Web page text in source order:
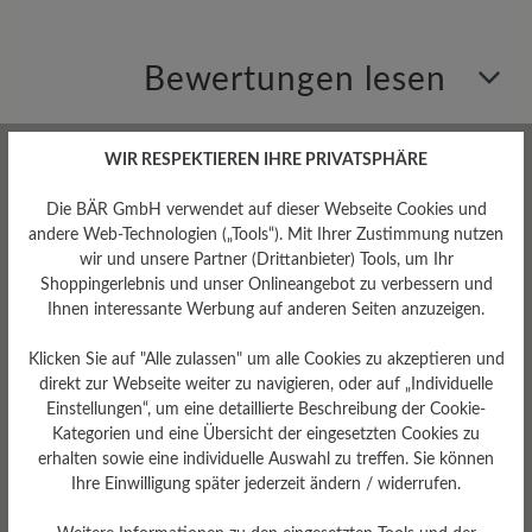
Bewertungen lesen
0 von 0 Bewertungen
Durchschnittliche Bewertung
Bewerten Sie dieses Produkt!
Teilen Sie Ihre Erfahrungen mit anderen
Kunden.
Bewertung schreiben
WIR RESPEKTIEREN IHRE PRIVATSPHÄRE
Die BÄR GmbH verwendet auf dieser Webseite Cookies und
andere Web-Technologien („Tools“). Mit Ihrer Zustimmung nutzen
wir und unsere Partner (Drittanbieter) Tools, um Ihr
Shoppingerlebnis und unser Onlineangebot zu verbessern und
Ihnen interessante Werbung auf anderen Seiten anzuzeigen.
Klicken Sie auf "Alle zulassen" um alle Cookies zu akzeptieren und
direkt zur Webseite weiter zu navigieren, oder auf „Individuelle
Einstellungen“, um eine detaillierte Beschreibung der Cookie-
Kategorien und eine Übersicht der eingesetzten Cookies zu
erhalten sowie eine individuelle Auswahl zu treffen. Sie können
Ihre Einwilligung später jederzeit ändern / widerrufen.